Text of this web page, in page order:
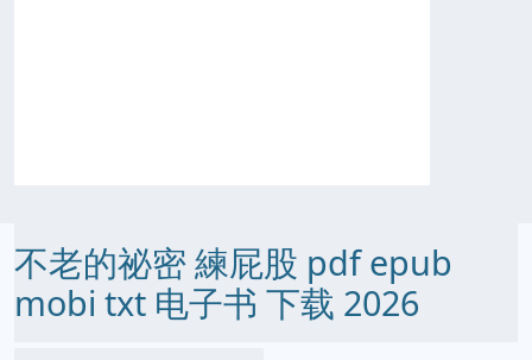
不老的祕密 練屁股 pdf epub
mobi txt 电子书 下载 2026